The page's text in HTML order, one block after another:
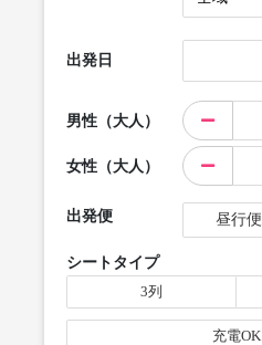
出発日
男性（大人）
女性（大人）
出発便 昼行便
シートタイプ
3列
充電OK